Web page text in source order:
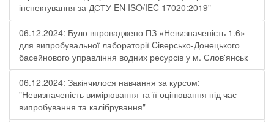
інспектування за ДСТУ EN ISO/IEC 17020:2019"
06.12.2024: Було впроваджено ПЗ «Невизначеність 1.6»
для випробувальної лабораторії Cіверсько-Донецького
басейнового управління водних ресурсів у м. Слов'янськ
06.12.2024: Закінчилося навчання за курсом:
"Невизначеність вимірювання та її оцінювання під час
випробування та калібрування"